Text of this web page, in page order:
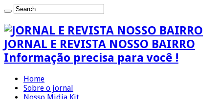
JORNAL E REVISTA NOSSO BAIRRO
Informação precisa para você !
Home
Sobre o jornal